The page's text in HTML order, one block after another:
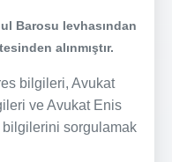
Barosu levhasından
alınmıştır.
bilgileri, Avukat
ve Avukat Enis
bilgilerini sorgulamak